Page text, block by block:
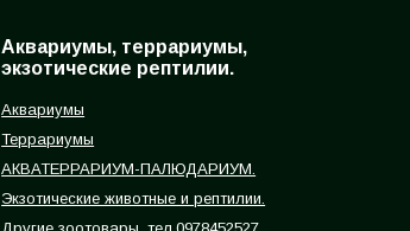
Аквариумы, террариумы,
экзотические рептилии.
Аквариумы
Террариумы
АКВАТЕРРАРИУМ-ПАЛЮДАРИУМ.
Экзотические животные и рептилии.